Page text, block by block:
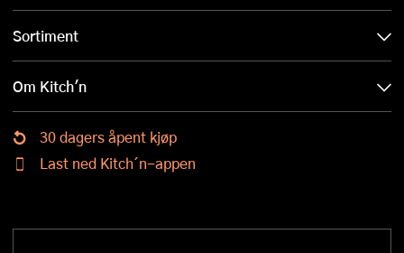
Sortiment
Om Kitch'n
30 dagers åpent kjøp
Last ned Kitch´n-appen